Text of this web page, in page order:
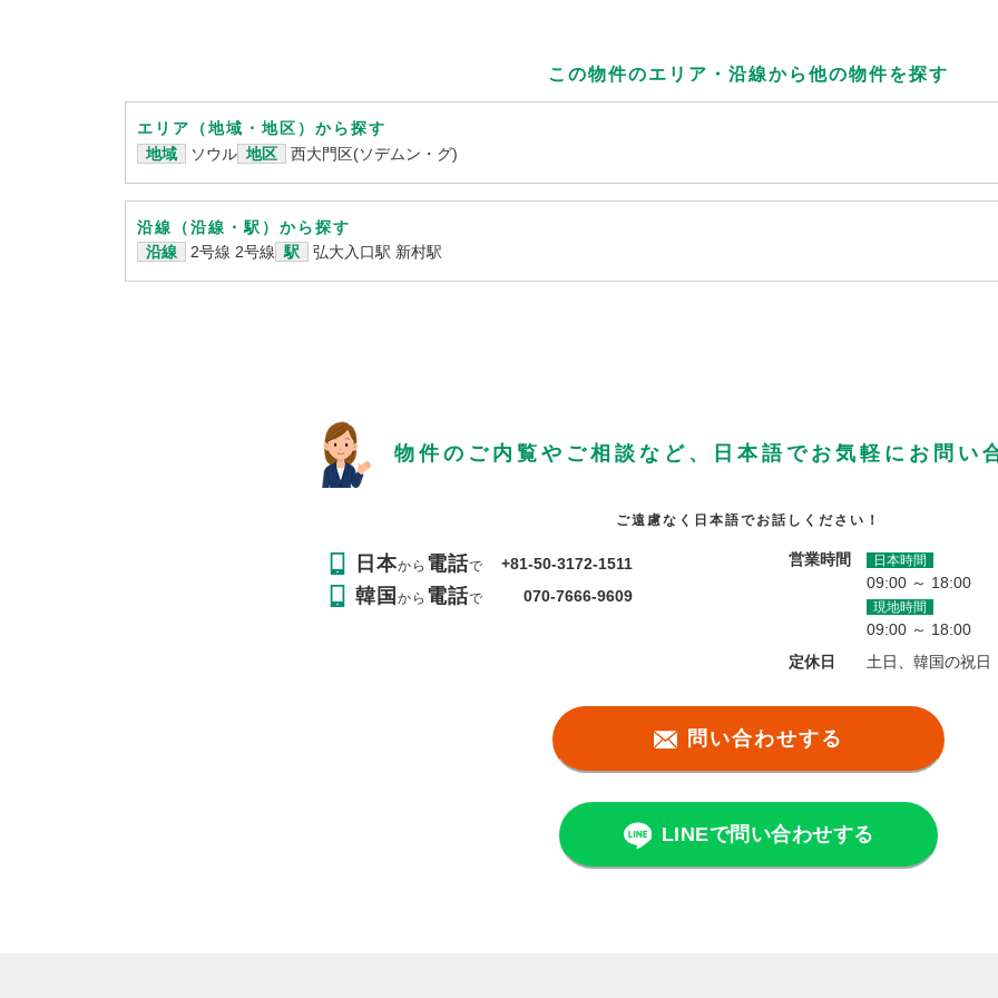
この物件のエリア・沿線から 他の物件を探す
エリア（地域・地区）から探す
地域
ソウル 地区 西大門区(ソデムン・グ)
沿線（沿線・駅）から探す
沿線
2号線 2号線 駅 弘大入口駅 新村駅
物件のご内覧やご相談など、日本語でお気軽にお問い
ご遠慮なく日本語でお話しください！
日本から 電話で +81-50-3172-1511
韓国から 電話で 070-7666-9609
営業時間 日本時間
09:00 ～ 18:00
現地時間
09:00 ～ 18:00
定休日
土日、韓国の祝日
問い合わせする
LINEで問い合わせする